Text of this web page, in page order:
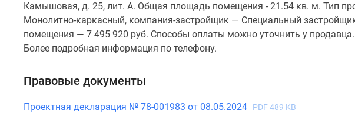
Камышовая, д. 25, лит. А. Общая площадь помещения - 21.54 кв. м. Тип
Монолитно-каркасный, компания-застройщик — Специальный
помещения — 7 495 920 руб. Способы оплаты можно уточнить у
Более подробная информация по телефону.
Правовые документы
Проектная декларация № 78-001983 от 08.05.2024 PDF 489 KB